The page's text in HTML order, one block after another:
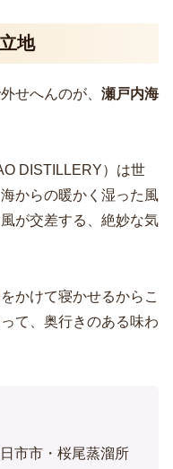
地
せへんのが、 瀬戸内海
DISTILLERY）は世
からの暖かく湿った風
が交差する、絶妙な気
かけて寝かせるからこ
て、奥行きのある味わ
日市市・桜尾蒸溜所